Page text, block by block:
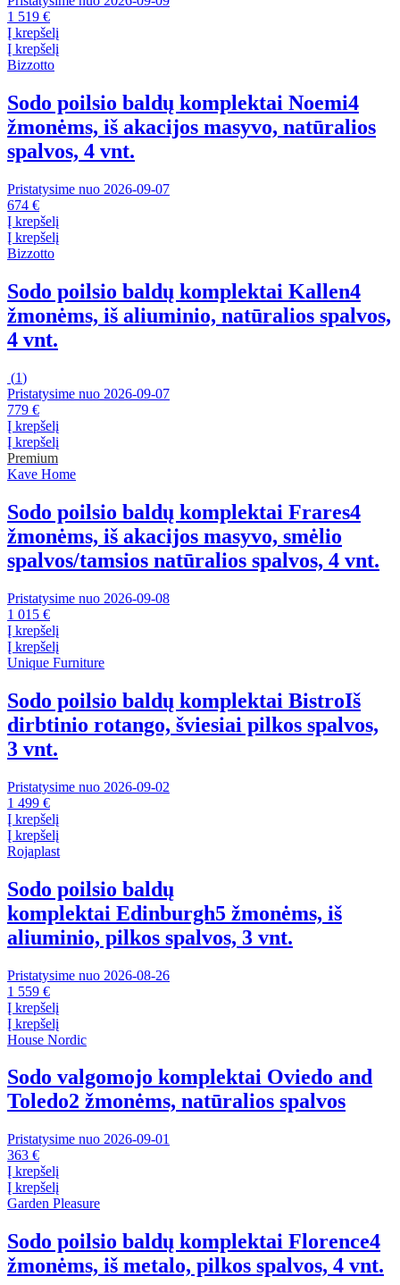
1 519 €
Į krepšelį
Į krepšelį
Bizzotto
Sodo poilsio baldų komplektai Noemi4
žmonėms, iš akacijos masyvo, natūralios
spalvos, 4 vnt.
Pristatysime nuo 2026‑09‑07
674 €
Į krepšelį
Į krepšelį
Bizzotto
Sodo poilsio baldų komplektai Kallen4
žmonėms, iš aliuminio, natūralios spalvos,
4 vnt.
(1)
Pristatysime nuo 2026‑09‑07
779 €
Į krepšelį
Į krepšelį
Premium
Kave Home
Sodo poilsio baldų komplektai Frares4
žmonėms, iš akacijos masyvo, smėlio
spalvos/tamsios natūralios spalvos, 4 vnt.
Pristatysime nuo 2026‑09‑08
1 015 €
Į krepšelį
Į krepšelį
Unique Furniture
Sodo poilsio baldų komplektai BistroIš
dirbtinio rotango, šviesiai pilkos spalvos,
3 vnt.
Pristatysime nuo 2026‑09‑02
1 499 €
Į krepšelį
Į krepšelį
Rojaplast
Sodo poilsio baldų
komplektai Edinburgh5 žmonėms, iš
aliuminio, pilkos spalvos, 3 vnt.
Pristatysime nuo 2026‑08‑26
1 559 €
Į krepšelį
Į krepšelį
House Nordic
Sodo valgomojo komplektai Oviedo and
Toledo2 žmonėms, natūralios spalvos
Pristatysime nuo 2026‑09‑01
363 €
Į krepšelį
Į krepšelį
Garden Pleasure
Sodo poilsio baldų komplektai Florence4
žmonėms, iš metalo, pilkos spalvos, 4 vnt.